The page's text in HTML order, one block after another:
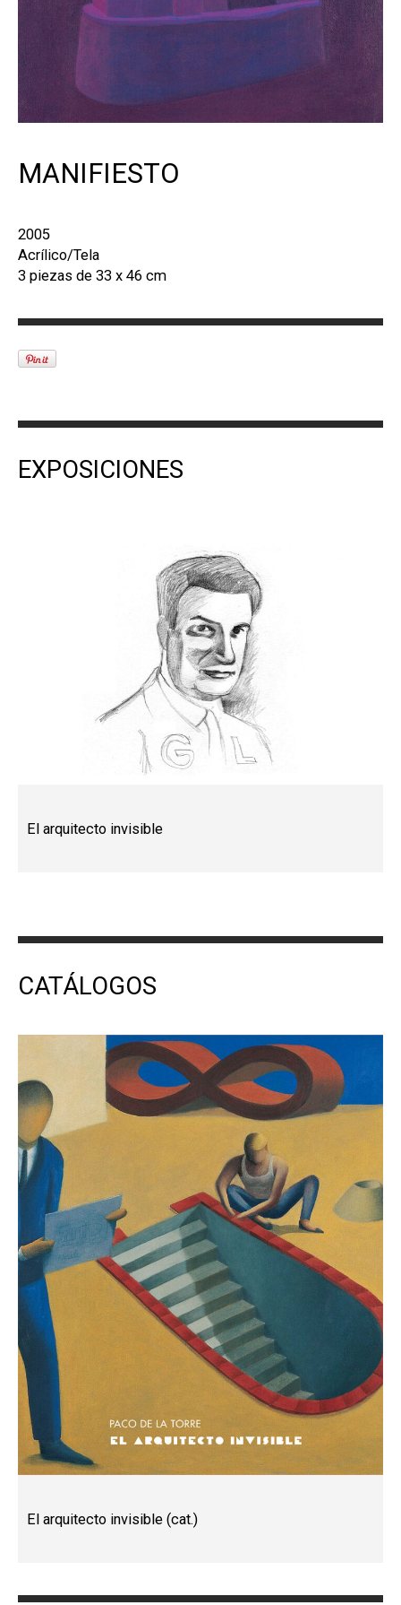
MANIFIESTO
2005
Acrílico/Tela
3 piezas de 33 x 46 cm
EXPOSICIONES
El arquitecto invisible
CATÁLOGOS
El arquitecto invisible (cat.)